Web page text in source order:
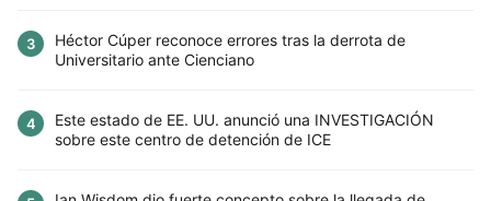
3
Héctor Cúper reconoce errores tras la derrota de
Universitario ante Cienciano
4
Este estado de EE. UU. anunció una INVESTIGACIÓN
sobre este centro de detención de ICE